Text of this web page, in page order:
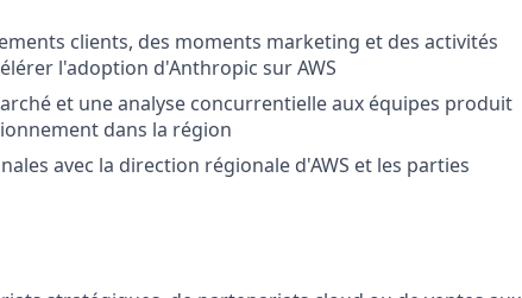
clients, des moments marketing et des activités
l'adoption d'Anthropic sur AWS
et une analyse concurrentielle aux équipes produit
dans la région
avec la direction régionale d'AWS et les parties